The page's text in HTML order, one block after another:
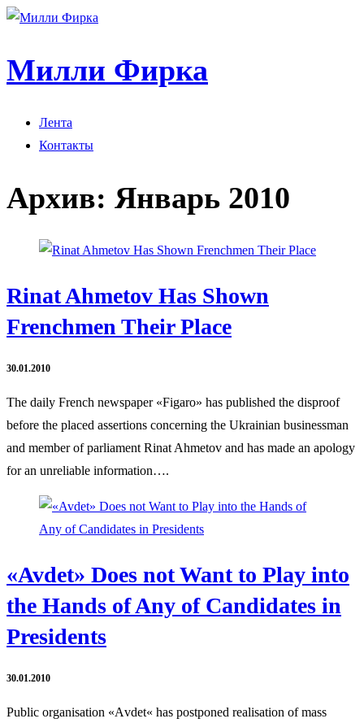
Милли Фирка
Лента
Контакты
Архив: Январь 2010
Rinat Ahmetov Has Shown
Frenchmen Their Place
30.01.2010
The daily French newspaper «Figaro» has published the disproof
before the placed assertions concerning the Ukrainian businessman
and member of parliament Rinat Ahmetov and has made an apology
for an unreliable information….
«Avdet» Does not Want to Play into
the Hands of Any of Candidates in
Presidents
30.01.2010
Public organisation «Аvdet« has postponed realisation of mass